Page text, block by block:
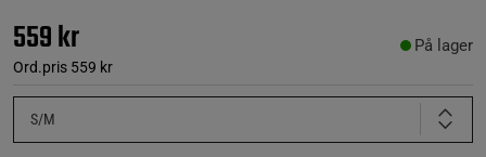
559 kr
Ord.pris 559 kr
På lager
S/M